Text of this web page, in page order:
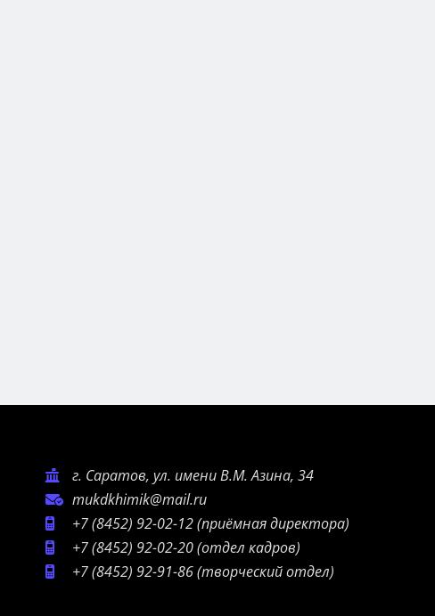
г. Саратов, ул. имени В.М. Азина, 34
mukdkhimik@mail.ru
+7 (8452) 92-02-12(приёмная директора)
+7 (8452) 92-02-20(отдел кадров)
+7 (8452) 92-91-86(творческий отдел)